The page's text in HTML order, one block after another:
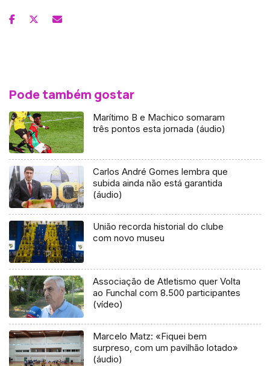
Pode também gostar
Marítimo B e Machico somaram
três pontos esta jornada (áudio)
Carlos André Gomes lembra que
subida ainda não está garantida
(áudio)
União recorda historial do clube
com novo museu
Associação de Atletismo quer Volta
ao Funchal com 8.500 participantes
(vídeo)
Marcelo Matz: «Fiquei bem
surpreso, com um pavilhão lotado»
(áudio)